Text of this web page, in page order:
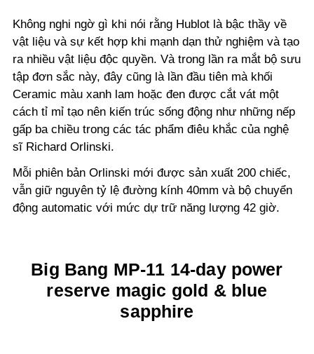
Không nghi ngờ gì khi nói rằng Hublot là bậc thầy về
vật liệu và sự kết hợp khi mạnh dạn thử nghiệm và tạo
ra nhiều vật liệu độc quyền. Và trong lần ra mắt bộ sưu
tập đơn sắc này, đây cũng là lần đầu tiên mà khối
Ceramic màu xanh lam hoặc đen được cắt vát một
cách tỉ mỉ tạo nên kiến trúc sống động như những nếp
gấp ba chiều trong các tác phẩm điêu khắc của nghệ
sĩ Richard Orlinski.
Mỗi phiên bản Orlinski mới được sản xuất 200 chiếc,
vẫn giữ nguyên tỷ lệ đường kính 40mm và bộ chuyển
động automatic với mức dự trữ năng lượng 42 giờ.
Big Bang MP-11 14-day power
reserve magic gold & blue
sapphire